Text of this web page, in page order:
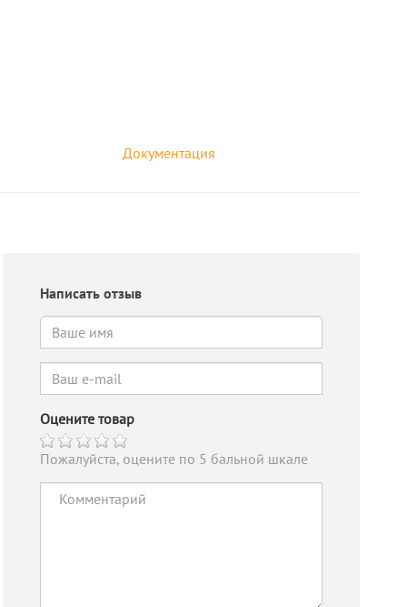
Документация
Написать отзыв
Оцените товар
Пожалуйста, оцените по 5 бальной шкале